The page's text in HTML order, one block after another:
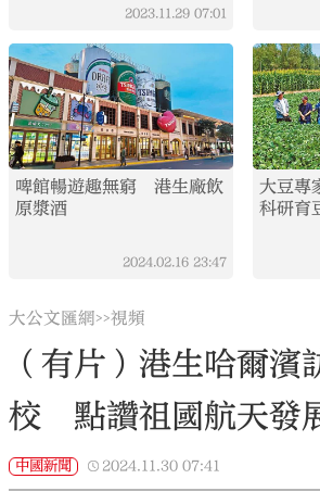
2023.11.29 07:01
啤館暢遊趣無窮 港生廠飲
原漿酒
2024.02.16 23:47
大豆專
科研育
大公文匯網>>視頻
（有片）港生哈爾濱
校 點讚祖國航天發
中國新聞 2024.11.30 07:41